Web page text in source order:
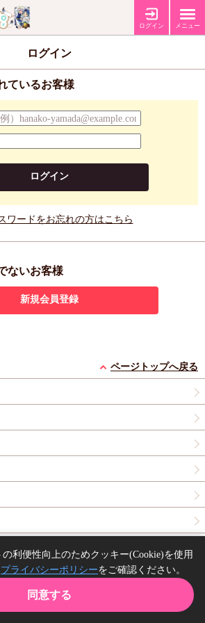
ログイン メニュー
ログイン
ているお客様
ログイン
ワードをお忘れの方はこちら
ないお客様
新規会員登録
ページトップへ戻る
Copyright(C) comicomi studio. All right reserved.
利便性向上のためクッキー(Cookie)を使用
プライバシーポリシーをご確認ください。
同意する